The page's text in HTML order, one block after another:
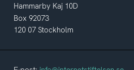
Hammarby Kaj 10D
Box 92073
120 07 Stockholm